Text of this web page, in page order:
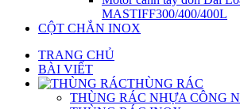
MASTIFF300/400/400L
CỘT CHẮN INOX
TRANG CHỦ
BÀI VIẾT
THÙNG RÁC
THÙNG RÁC NHỰA CÔNG